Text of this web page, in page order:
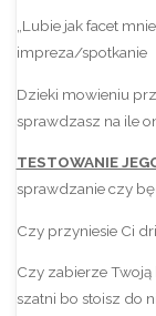
„Lubie jak facet
impreza/spotkanie
Dzieki mowieniu
sprawdzasz na ile
TESTOWANIE
sprawdzanie czy
Czy przyniesie Ci
Czy zabierze
szatni bo stoisz do